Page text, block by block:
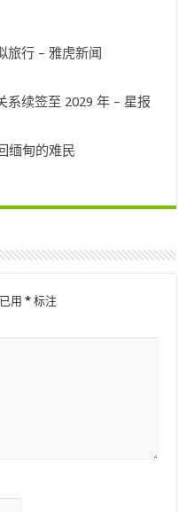
旅行 – 雅虎新闻
系续签至 2029 年 – 星报
缅甸的难民
用* 标注